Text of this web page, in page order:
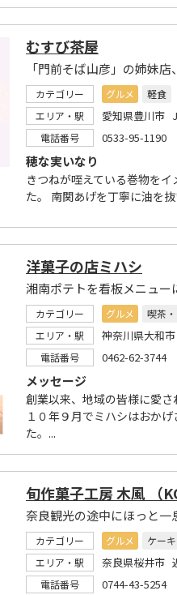
むすび茶屋
カテゴリー グルメ
軽食
エリア・駅
愛知県豊川市
電話番号 0533-95-1190
穂な実いなり
きつねが咥えている巻物を
た。 南関あげを丁寧に油を
洋菓子の店ミハシ
湘南ポテトを看板メニュー
カテゴリー グルメ
喫茶
エリア・駅
神奈川県大和
電話番号 0462-62-3744
メッセージ
創業以来、地域の皆様に愛
１０年９月でミハシはおか
た。...
旬作菓子工房 木風 （
奈良観光の途中にほっと一
カテゴリー グルメ
ケーキ
エリア・駅
奈良県桜井市
電話番号 0744-43-5254